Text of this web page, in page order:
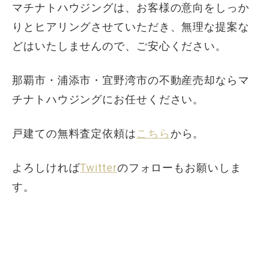
マチナトハウジングは、お客様の意向をしっか
りとヒアリングさせていただき、無理な提案な
どはいたしませんので、ご安心ください。
那覇市・浦添市・宜野湾市の不動産売却ならマ
チナトハウジングにお任せください。
戸建ての無料査定依頼はこちら から。
よろしければTwitterのフォローもお願いしま
す。